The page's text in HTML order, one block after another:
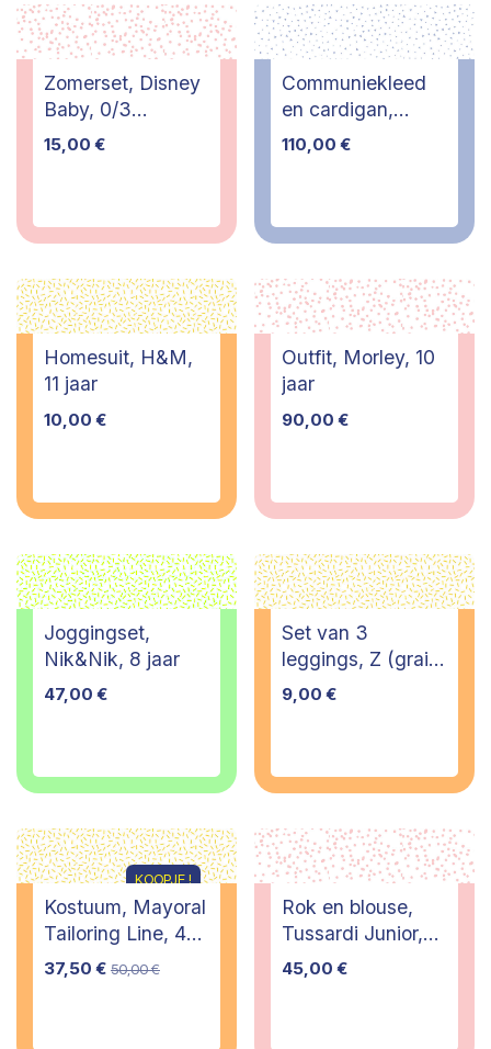
Zomerset, Disney
Baby, 0/3
maanden
15,00 €
Communiekleed
en cardigan,
Gymp, 10 jaar
110,00 €
Homesuit, H&M,
11 jaar
10,00 €
Outfit, Morley, 10
jaar
90,00 €
Joggingset,
Nik&Nik, 8 jaar
47,00 €
Set van 3
leggings, Z (grain
de blé), 3 jaar
9,00 €
KOOPJE !
Kostuum, Mayoral
Tailoring Line, 4
jaar/vest 5 jaar -
37,50 € 50,00€
Rok en blouse,
Tussardi Junior,
6/9 maanden
45,00 €